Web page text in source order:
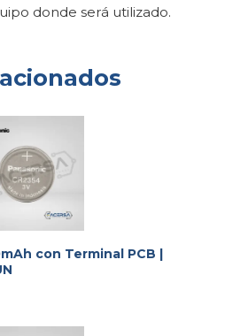
donde será utilizado.
con Terminal PCB |